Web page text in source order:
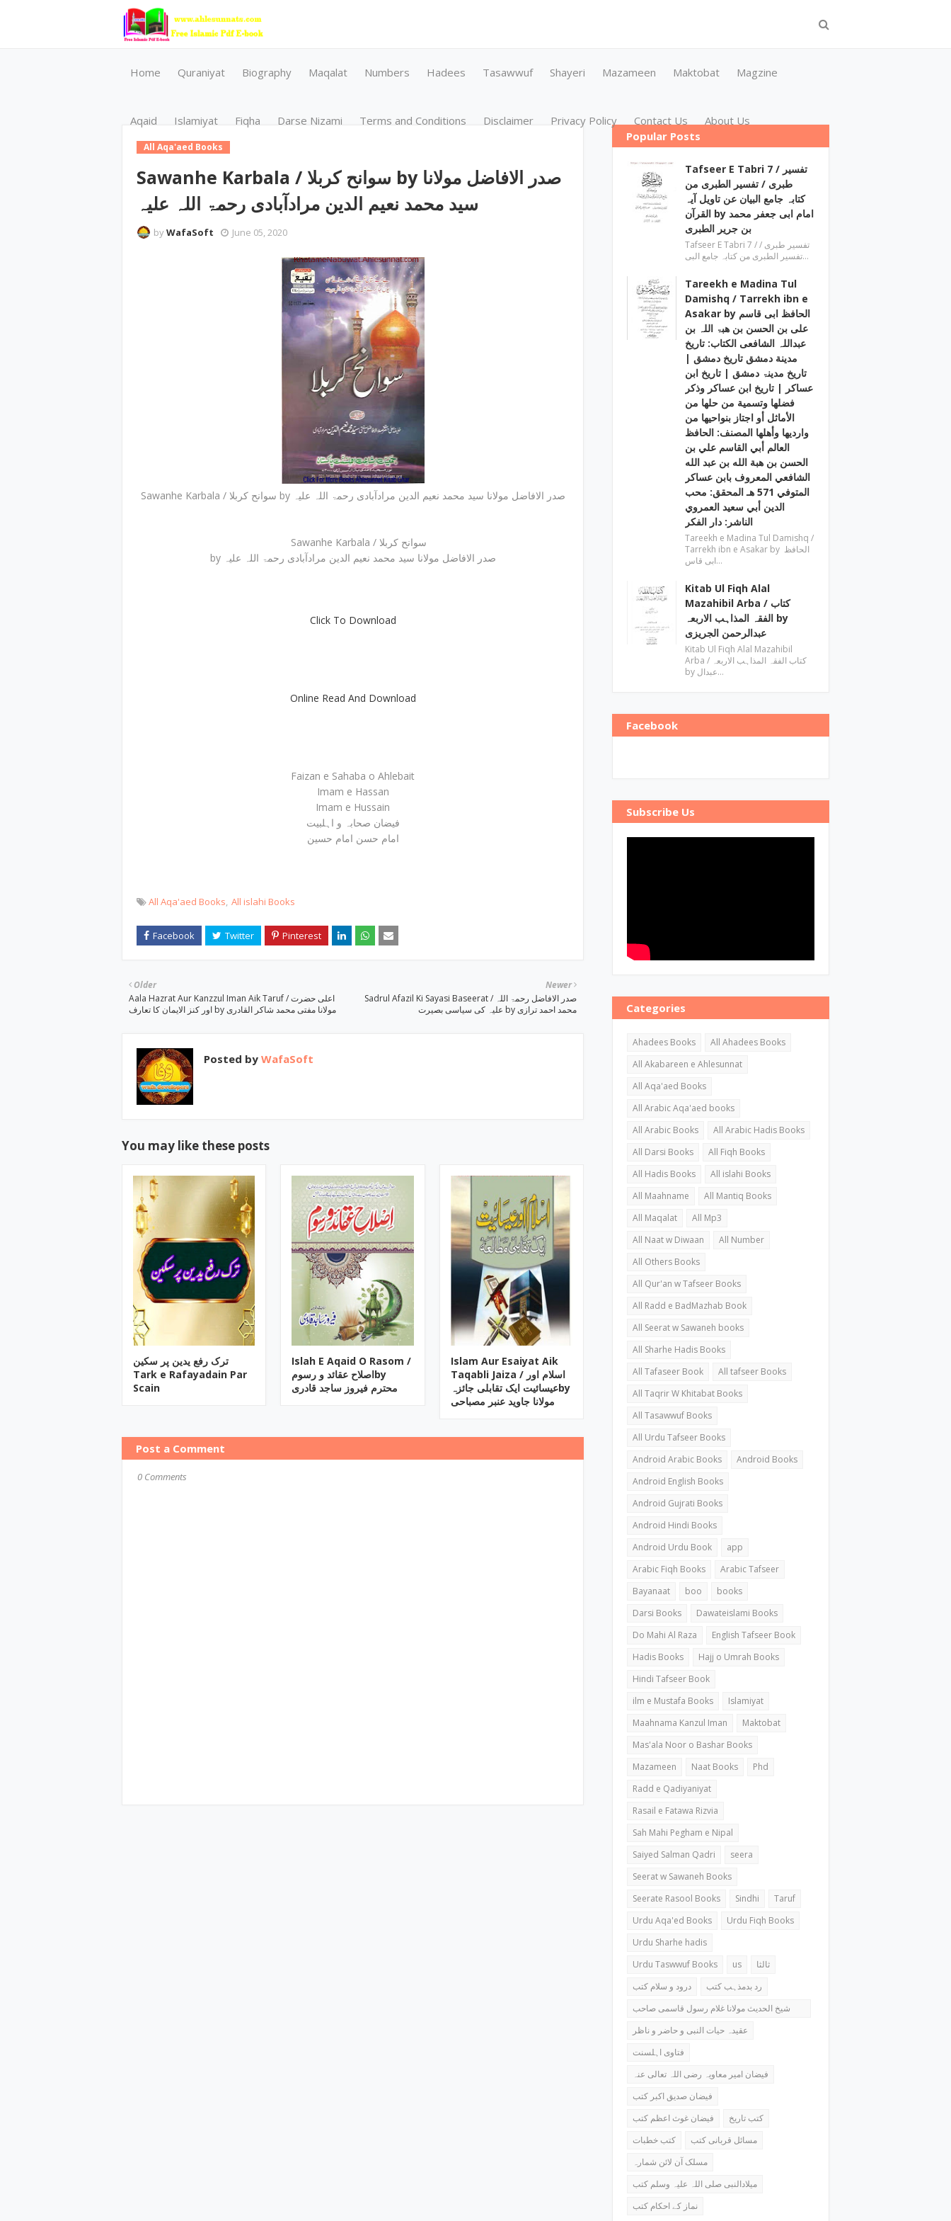
Home Quraniyat Biography Maqalat Numbers Hadees Tasawwuf Shayeri Mazameen Maktobat Magzine
Aqaid Islamiyat Fiqha Darse Nizami Terms and Conditions Disclaimer Privacy Policy Contact Us About Us
All Aqa'aed Books
Sawanhe Karbala / سوانح کربلا by صدر الافاضل مولانا
سید محمد نعیم الدین مرادآبادی رحمۃ اللہ علیہ
byWafaSoft June 05, 2020
Sawanhe Karbala / سوانح کربلا by صدر الافاضل مولانا سید محمد نعیم الدین مرادآبادی رحمۃ اللہ علیہ
Sawanhe Karbala / سوانح کربلا
by صدر الافاضل مولانا سید محمد نعیم الدین مرادآبادی رحمۃ اللہ علیہ
Click To Download
Online Read And Download
Faizan e Sahaba o Ahlebait
Imam e Hassan
Imam e Hussain
فیضان صحابہ و اہلبیت
امام حسن امام حسین
All Aqa'aed Books All islahi Books
Newer
Sadrul Afazil Ki Sayasi Baseerat / صدر الافاضل رحمۃ اللہ
علیہ کی سیاسی بصیرت by محمد احمد ترازی
Older
Aala Hazrat Aur Kanzzul Iman Aik Taruf / اعلی حضرت
اور کنز الایمان کا تعارف by مولانا مفتی محمد شاکر القادری
Posted by WafaSoft
You may like these posts
ترک رفع یدین پر سکین
Tark e Rafayadain Par
Scain
Islah E Aqaid O Rasom /
اصلاح عقائد و رسومby
محترم فیروز ساجد قادری
Islam Aur Esaiyat Aik
Taqabli Jaiza / اسلام اور
عیسائیت ایک تقابلی جائزہby
مولانا جاوید عنبر مصباحی
Post a Comment
0 Comments
Popular Posts
Tafseer E Tabri 7 / تفسیر
طبری / تفسیر الطبری من
کتابہ جامع البیان عن تاویل آیہ
القرآن by امام ابی جعفر محمد
بن جریر الطبری
Tafseer E Tabri 7 / تفسیر طبری /
تفسیر الطبری من کتابہ جامع البی…
Tareekh e Madina Tul
Damishq / Tarrekh ibn e
Asakar by الحافظ ابی قاسم
علی بن الحسن بن ھبۃ اللہ بن
عبداللہ الشافعی الكتاب: تاريخ
مدينة دمشق تاريخ دمشق |
تاریخ مدینۃ دمشق | تاریخ ابن
عساکر | تاريخ ابن عساكر وذكر
فضلها وتسمية من حلها من
الأماثل أو اجتاز بنواحيها من
وارديها وأهلها المصنف: الحافظ
العالم أبي القاسم علي بن
الحسن بن هبة الله بن عبد الله
الشافعي المعروف بابن عساكر
المتوفي 571 هـ المحقق: محب
الدين أبي سعيد العمروي
الناشر: دار الفكر
Tareekh e Madina Tul Damishq /
Tarrekh ibn e Asakar by الحافظ
ابی قاس…
Kitab Ul Fiqh Alal
Mazahibil Arba / کتاب
الفقہ المذاہب الاربعہ by
عبدالرحمن الجریزی
Kitab Ul Fiqh Alal Mazahibil
Arba / کتاب الفقہ المذاہب الاربعہ
by عبدال…
Facebook
Subscribe Us
Categories
Ahadees Books
All Ahadees Books
All Akabareen e Ahlesunnat
All Aqa'aed Books
All Arabic Aqa'aed books
All Arabic Books
All Arabic Hadis Books
All Darsi Books
All Fiqh Books
All Hadis Books
All islahi Books
All Maahname
All Mantiq Books
All Maqalat
All Mp3
All Naat w Diwaan
All Number
All Others Books
All Qur'an w Tafseer Books
All Radd e BadMazhab Book
All Seerat w Sawaneh books
All Sharhe Hadis Books
All Tafaseer Book
All tafseer Books
All Taqrir W Khitabat Books
All Tasawwuf Books
All Urdu Tafseer Books
Android Arabic Books
Android Books
Android English Books
Android Gujrati Books
Android Hindi Books
Android Urdu Book
app
Arabic Fiqh Books
Arabic Tafseer
Bayanaat
boo
books
Darsi Books
Dawateislami Books
Do Mahi Al Raza
English Tafseer Book
Hadis Books
Hajj o Umrah Books
Hindi Tafseer Book
ilm e Mustafa Books
Islamiyat
Maahnama Kanzul Iman
Maktobat
Mas'ala Noor o Bashar Books
Mazameen
Naat Books
Phd
Radd e Qadiyaniyat
Rasail e Fatawa Rizvia
Sah Mahi Pegham e Nipal
Saiyed Salman Qadri
seera
Seerat w Sawaneh Books
Seerate Rasool Books
Sindhi
Taruf
Urdu Aqa'ed Books
Urdu Fiqh Books
Urdu Sharhe hadis
Urdu Taswwuf Books
us
ثالثا
درود و سلام کتب
رد بدمذہب کتب
شیخ الحدیث مولانا غلام رسول قاسمی صاحب
کتب
عقیدہ حیات النبی و حاضر و ناظر
فتاوی اہلسنت
فیضان امیر معاویہ رضی اللہ تعالی عنہ
فیضان صدیق اکبر کتب
فیضان غوث اعظم کتب
کتب تاریخ
کتب خطبات
مسائل قربانی کتب
مسلک آن لائن شمارہ
میلادالنبی صلی اللہ علیہ وسلم کتب
نماز کے احکام کتب